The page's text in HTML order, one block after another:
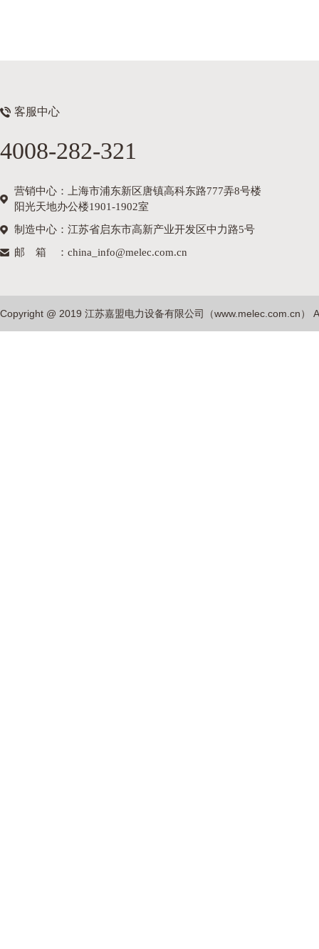
客服中心
4008-282-321
营销中心：上海市浦东新区唐镇高科东路777弄8号楼
阳光天地办公楼1901-1902室
制造中心：江苏省启东市高新产业开发区中力路5号
邮箱
：china_info@melec.com.cn
Copyright @ 2019 江苏嘉盟电力设备有限公司（www.melec.com.cn）